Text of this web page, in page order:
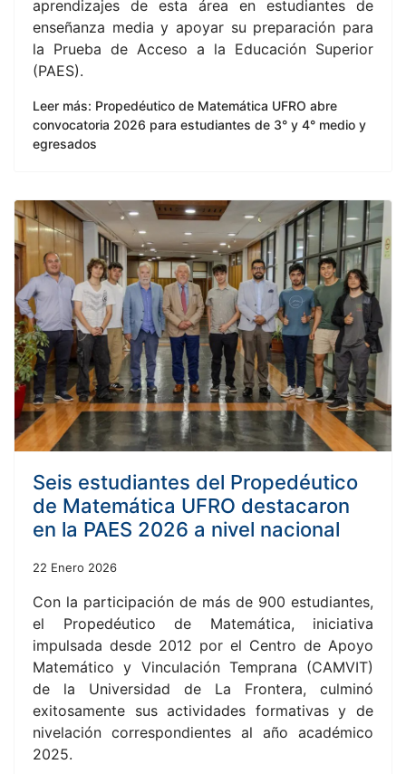
aprendizajes de esta área en estudiantes de
enseñanza media y apoyar su preparación para
la Prueba de Acceso a la Educación Superior
(PAES).
Leer más: Propedéutico de Matemática UFRO abre
convocatoria 2026 para estudiantes de 3° y 4° medio y
egresados
Seis estudiantes del Propedéutico
de Matemática UFRO destacaron
en la PAES 2026 a nivel nacional
22 Enero 2026
Con la participación de más de 900 estudiantes,
el Propedéutico de Matemática, iniciativa
impulsada desde 2012 por el Centro de Apoyo
Matemático y Vinculación Temprana (CAMVIT)
de la Universidad de La Frontera, culminó
exitosamente sus actividades formativas y de
nivelación correspondientes al año académico
2025.